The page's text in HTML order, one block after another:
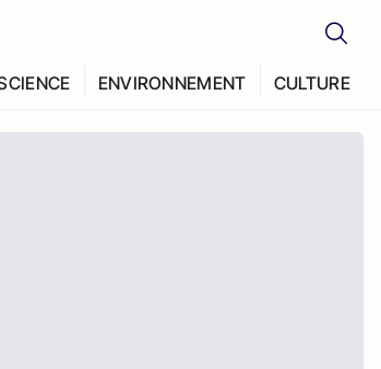
ENVIRONNEMENT CULTURE